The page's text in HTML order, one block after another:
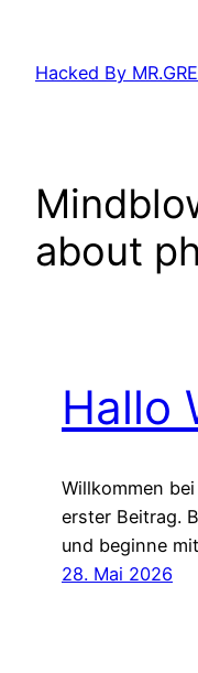
springen
Hacked By
about
Hallo
Willkommen
erster Beitrag.
und beginne
28. Mai 2026